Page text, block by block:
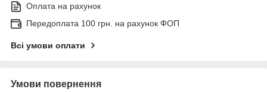
Оплата на рахунок
Передоплата 100 грн. на рахунок ФОП
Всі умови оплати
Умови повернення